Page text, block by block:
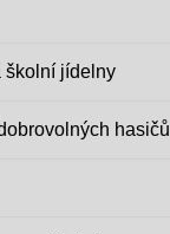
školní jídelny
hasičů